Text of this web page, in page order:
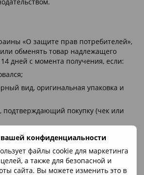
конфиденциальности
файлы cookie для маркетинга
а также для безопасной и
сайта. Вы можете изменить это в
«О защите прав потребителей»,
обменять товар надлежащего
дней с момента получения, если:
вид, оригинальная упаковка и
подтверждающий покупку (чек или
ненадлежащего качества
гарантийных обязательств.